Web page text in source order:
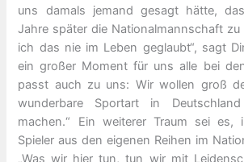
uns damals jemand gesagt hätte,
Jahre später die Nationalmannschaft
ich das nie im Leben geglaubt“, sagt
ein großer Moment für uns alle bei
passt auch zu uns: Wir wollen groß
wunderbare Sportart in
machen.“ Ein weiterer Traum sei es,
Spieler aus den eigenen Reihen im
„Was wir hier tun, tun wir mit